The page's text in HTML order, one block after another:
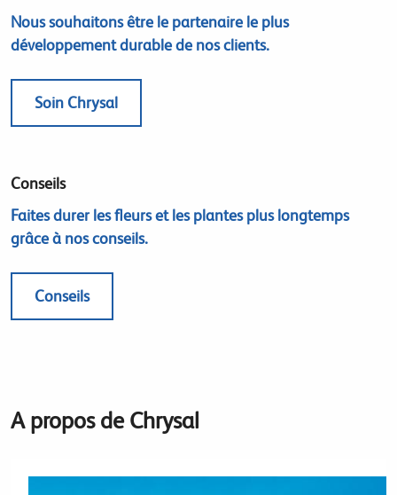
Nous souhaitons être le partenaire le plus
développement durable de nos clients.
Soin Chrysal
Conseils
Faites durer les fleurs et les plantes plus longtemps
grâce à nos conseils.
Conseils
A propos de Chrysal